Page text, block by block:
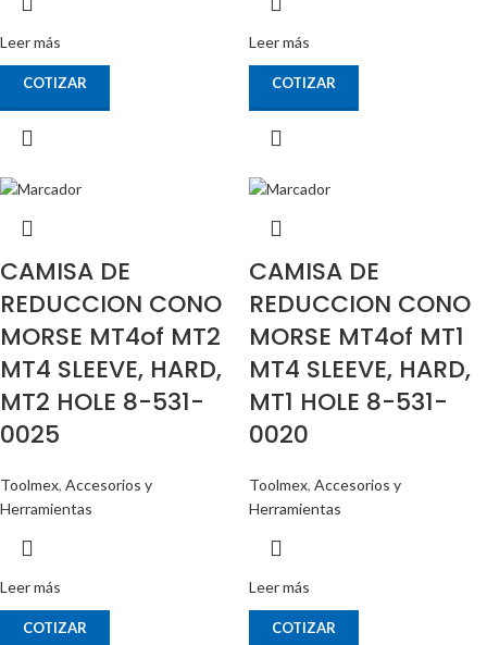
Leer más
COTIZAR
Leer más
COTIZAR
CAMISA DE
REDUCCION CONO
MORSE MT4of MT2
MT4 SLEEVE, HARD,
MT2 HOLE 8-531-
0025
Toolmex, Accesorios y
Herramientas
Leer más
COTIZAR
CAMISA DE
REDUCCION CONO
MORSE MT4of MT1
MT4 SLEEVE, HARD,
MT1 HOLE 8-531-
0020
Toolmex, Accesorios y
Herramientas
Leer más
COTIZAR